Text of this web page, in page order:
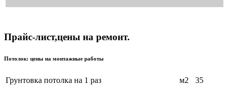
Прайс-лист,цены на ремонт.
Потолок: цены на монтажные работы
Грунтовка потолка на 1 раз м2
35